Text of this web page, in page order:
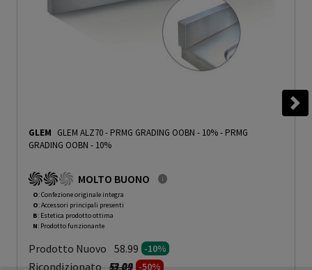
GLEM GLEM ALZ70 - PRMG GRADING OOBN - 10%- PRMG
GRADING OOBN - 10%
MOLTO BUONO
O: Confezione originale integra
O: Accessori principali presenti
B: Estetica prodotto ottima
N: Prodotto funzionante
Prodotto Nuovo 58.99 -10%
Ricondizionato Prezzo ridotto da
53.09a-50%